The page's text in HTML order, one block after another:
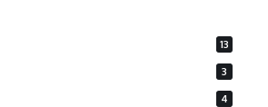
13
3
4